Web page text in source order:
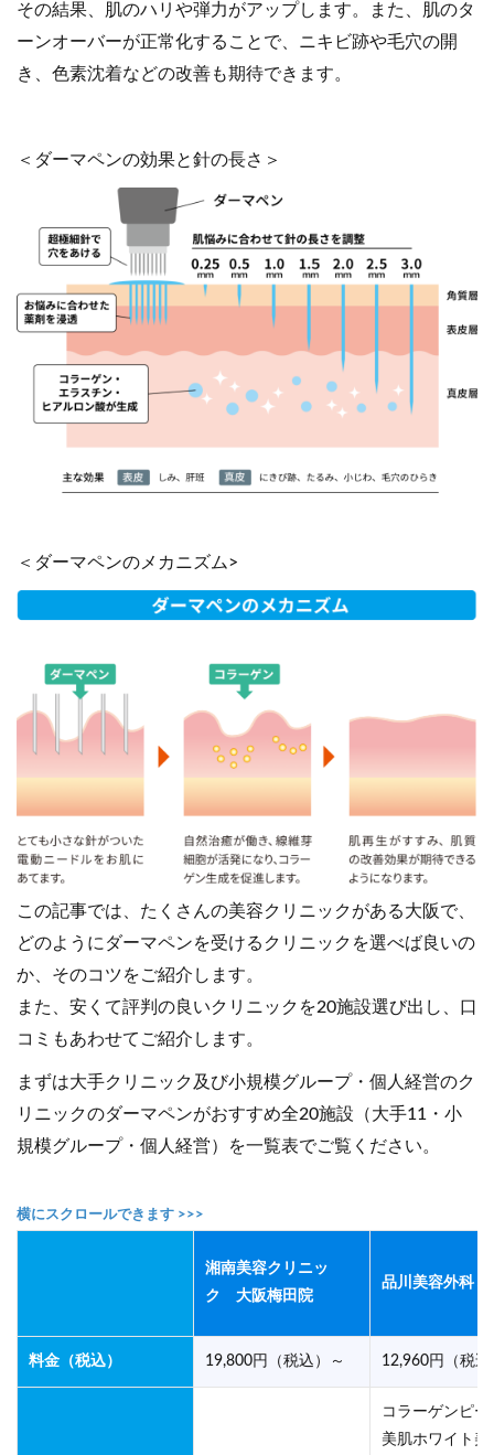
その結果、肌のハリや弾力がアップします。また、肌のタ
ーンオーバーが正常化することで、ニキビ跡や毛穴の開
き、色素沈着などの改善も期待できます。
＜ダーマペンの効果と針の長さ＞
＜ダーマペンのメカニズム>
この記事では、たくさんの美容クリニックがある大阪で、
どのようにダーマペンを受けるクリニックを選べば良いの
か、そのコツをご紹介します。
また、安くて評判の良いクリニックを20施設選び出し、口
コミもあわせてご紹介します。
まずは大手クリニック及び小規模グループ・個人経営のク
リニックのダーマペンがおすすめ全20施設（大手11・小
規模グループ・個人経営）を一覧表でご覧ください。
湘南美容クリニッ
ク 大阪梅田院
品川美容外科
料金（税込） 19,800円（税込）～ 12,960円（税込
コラーゲンピー
美肌ホワイト美